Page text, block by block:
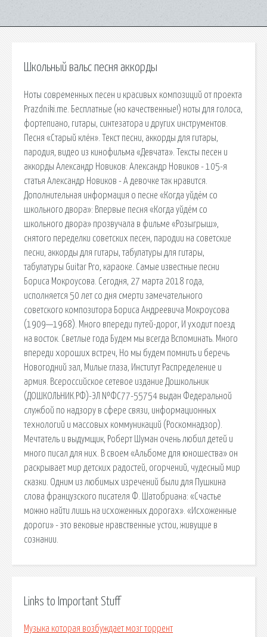
Школьный вальс песня аккорды
Ноты современных песен и красивых композиций от проекта
Prazdniki.me. Бесплатные (но качественные!) ноты для голоса,
фортепиано, гитары, синтезатора и других инструментов.
Песня «Старый клён». Текст песни, аккорды для гитары,
пародия, видео из кинофильма «Девчата». Тексты песен и
аккорды Александр Новиков: Александр Новиков - 105-я
статья Александр Новиков - А девочке так нравится.
Дополнительная информация о песне «Когда уйдём со
школьного двора»: Впервые песня «Когда уйдём со
школьного двора» прозвучала в фильме «Розыгрыш»,
снятого переделки советских песен, пародии на советские
песни, аккорды для гитары, табулатуры для гитары,
табулатуры Guitar Pro, караоке. Самые известные песни
Бориса Мокроусова. Сегодня, 27 марта 2018 года,
исполняется 50 лет со дня смерти замечательного
советского композитора Бориса Андреевича Мокроусова
(1909—1968). Много впереди путей-дорог, И уходит поезд
на восток. Светлые года Будем мы всегда Вспоминать. Много
впереди хороших встреч, Но мы будем помнить и беречь
Новогодний зал, Милые глаза, Институт Распределение и
армия. Всероссийское сетевое издание Дошкольник
(ДОШКОЛЬНИК.РФ)-ЭЛ №ФС77-55754 выдан Федеральной
службой по надзору в сфере связи, информационных
технологий и массовых коммуникаций (Роскомнадзор).
Мечтатель и выдумщик, Роберт Шуман очень любил детей и
много писал для них. В своем «Альбоме для юношества» он
раскрывает мир детских радостей, огорчений, чудесный мир
сказки. Одним из любимых изречений были для Пушкина
слова французского писателя Ф. Шатобриана: «Счастье
можно найти лишь на исхоженных дорогах». «Исхоженные
дороги» - это вековые нравственные устои, живущие в
сознании.
Links to Important Stuff
Музыка которая возбуждает мозг торрент